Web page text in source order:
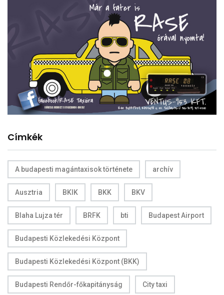
Címkék
A budapesti magántaxisok története archív
Ausztria BKIK BKK BKV
Blaha Lujza tér BRFK bti Budapest Airport
Budapesti Közlekedési Központ
Budapesti Közlekedési Központ (BKK)
Budapesti Rendőr-főkapitányság City taxi